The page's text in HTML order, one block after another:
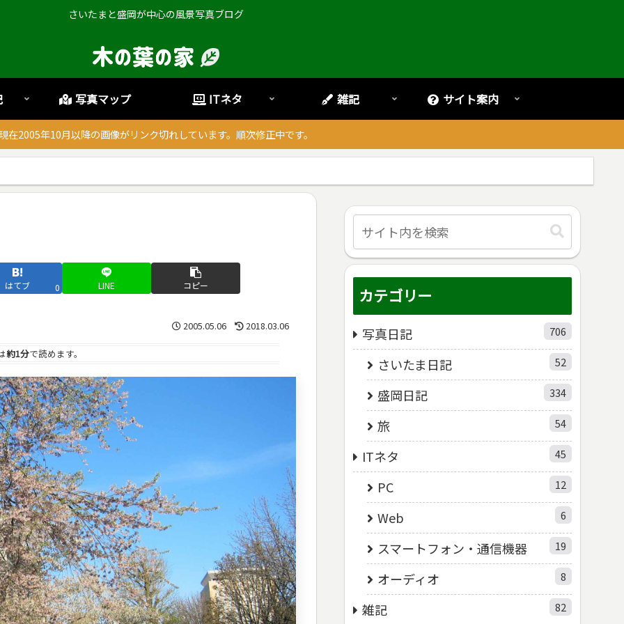
さいたまと盛岡が中心の風景写真ブログ
写真マップ ITネタ 雑記 サイト案内
在2005年10月以降の画像がリンク切れしています。順次修正中です。
はてブ 0 LINE コピー
2005.05.06 2018.03.06
約1分で読めます。
カテゴリー
写真日記 706
さいたま日記 52
盛岡日記 334
旅 54
ITネタ 45
PC 12
Web 6
スマートフォン・通信機器 19
オーディオ 8
雑記 82